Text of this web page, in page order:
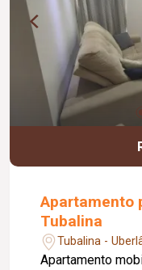
Apartamento
Tubalina
Tubalina -
Apartamento